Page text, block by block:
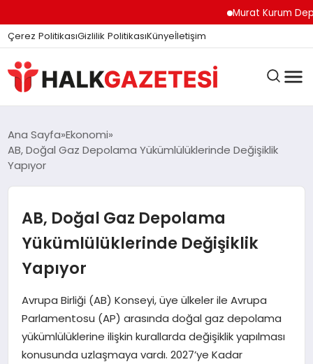
Murat Kurum
Çerez PolitikasıGizlilik PolitikasıKünyeİletişim
DÜNYA
EĞITIM
EKONOMI
MAGAZIN
Ana Sayfa Ekonomi
AB, Doğal Gaz Depolama Yükümlülüklerinde Değişiklik
Yapıyor
AB, Doğal Gaz Depolama
Yükümlülüklerinde Değişiklik
Yapıyor
Avrupa Birliği (AB) Konseyi, üye ülkeler ile Avrupa
Parlamentosu (AP) arasında doğal gaz depolama
yükümlülüklerine ilişkin kurallarda değişiklik yapılması
konusunda uzlaşmaya vardı. 2027’ye Kadar